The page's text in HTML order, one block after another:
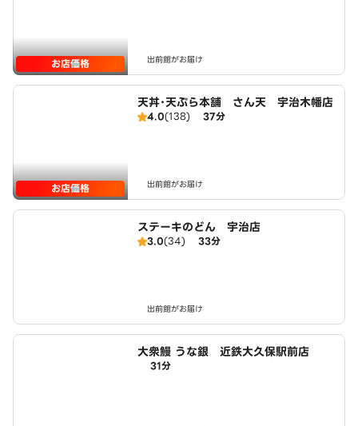
お店価格 出前館がお届け
お店価格
天丼･天ぷら本舗 さん天 宇治木幡店
4.0(138) 37分
出前館がお届け
ステーキのどん 宇治店
3.0(34) 33分
出前館がお届け
大衆鰻 うな銀 近鉄大久保駅前店
31分